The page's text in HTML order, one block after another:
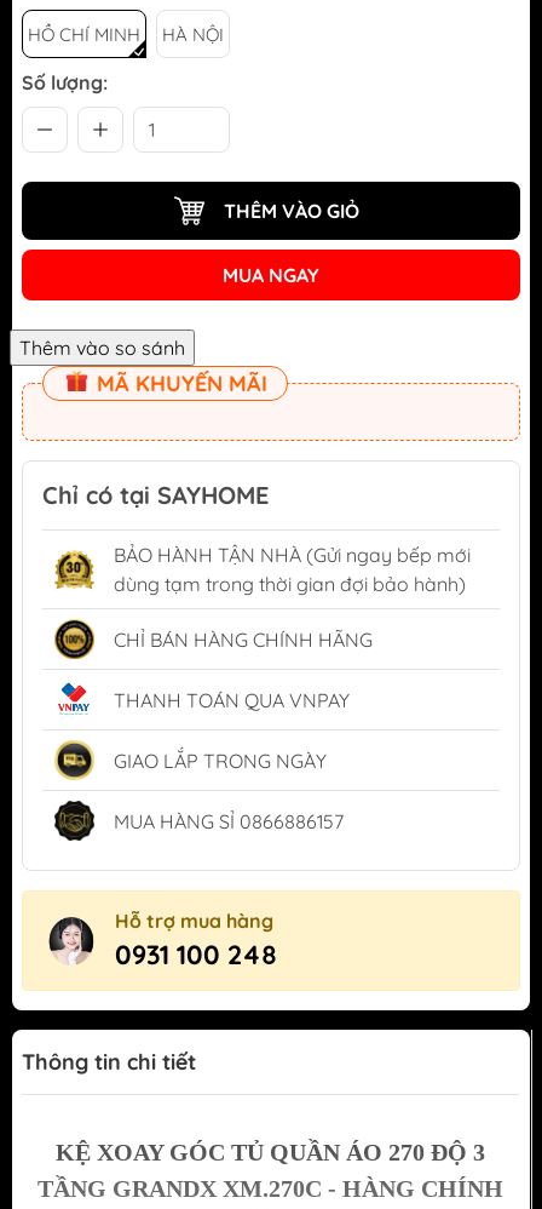
HỒ CHÍ MINH HÀ NỘI
Số lượng:
THÊM VÀO GIỎ
MUA NGAY
MÃ KHUYẾN MÃI
Chỉ có tại SAYHOME
BẢO HÀNH TẬN NHÀ (Gửi ngay bếp mới
dùng tạm trong thời gian đợi bảo hành)
CHỈ BÁN HÀNG CHÍNH HÃNG
THANH TOÁN QUA VNPAY
GIAO LẮP TRONG NGÀY
MUA HÀNG SỈ 0866886157
Hỗ trợ mua hàng
0931 100 248
Thông tin chi tiết
KỆ XOAY GÓC TỦ QUẦN ÁO 270 ĐỘ 3
TẦNG GRANDX XM.270C - HÀNG CHÍNH